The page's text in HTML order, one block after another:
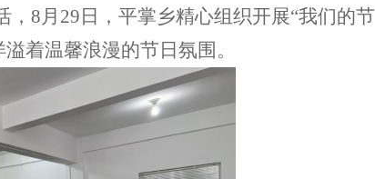
， 8月29日，平掌乡精心组织开展“我们的节
着温馨浪漫的节日氛围。